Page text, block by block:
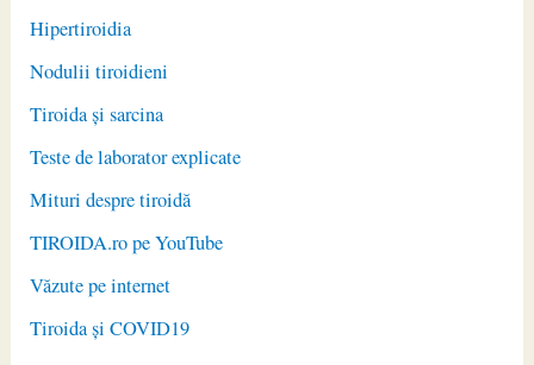
Hipertiroidia
Nodulii tiroidieni
Tiroida și sarcina
Teste de laborator explicate
Mituri despre tiroidă
TIROIDA.ro pe YouTube
Văzute pe internet
Tiroida și COVID19